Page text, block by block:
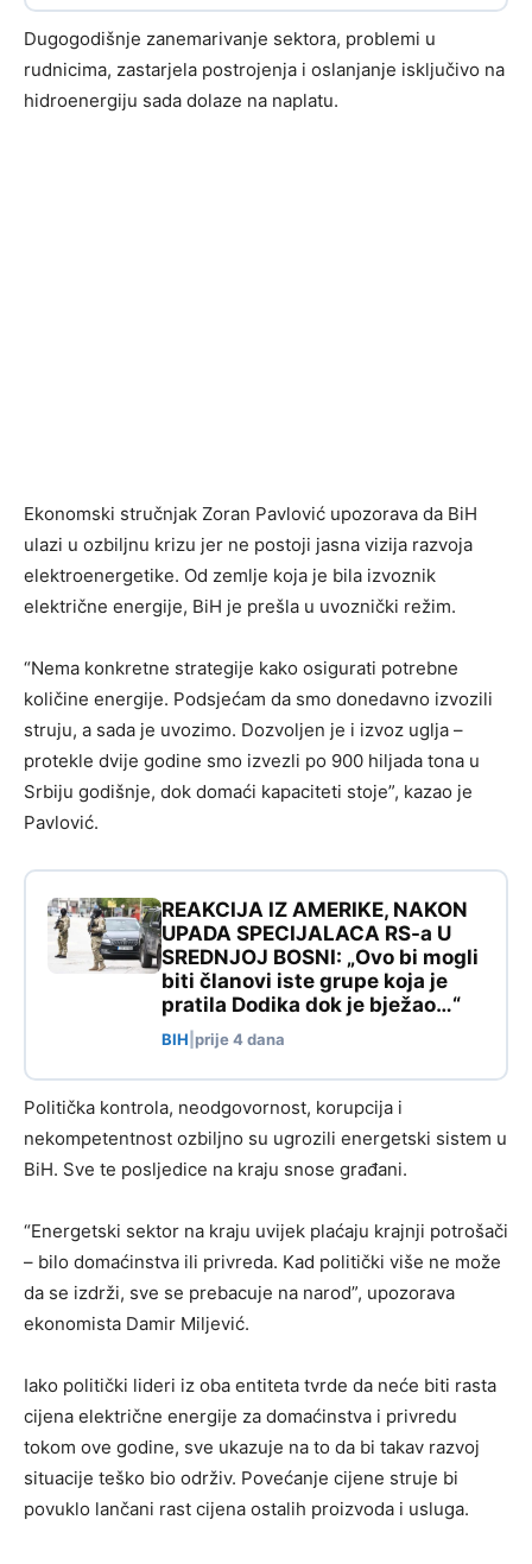
Dugogodišnje zanemarivanje sektora, problemi u
rudnicima, zastarjela postrojenja i oslanjanje isključivo na
hidroenergiju sada dolaze na naplatu.
Ekonomski stručnjak Zoran Pavlović upozorava da BiH
ulazi u ozbiljnu krizu jer ne postoji jasna vizija razvoja
elektroenergetike. Od zemlje koja je bila izvoznik
električne energije, BiH je prešla u uvoznički režim.
“Nema konkretne strategije kako osigurati potrebne
količine energije. Podsjećam da smo donedavno izvozili
struju, a sada je uvozimo. Dozvoljen je i izvoz uglja –
protekle dvije godine smo izvezli po 900 hiljada tona u
Srbiju godišnje, dok domaći kapaciteti stoje”, kazao je
Pavlović.
REAKCIJA IZ AMERIKE, NAKON
UPADA SPECIJALACA RS-a U
SREDNJOJ BOSNI: „Ovo bi mogli
biti članovi iste grupe koja je
pratila Dodika dok je bježao…“
BIH prije 4 dana
Politička kontrola, neodgovornost, korupcija i
nekompetentnost ozbiljno su ugrozili energetski sistem u
BiH. Sve te posljedice na kraju snose građani.
“Energetski sektor na kraju uvijek plaćaju krajnji potrošači
– bilo domaćinstva ili privreda. Kad politički više ne može
da se izdrži, sve se prebacuje na narod”, upozorava
ekonomista Damir Miljević.
Iako politički lideri iz oba entiteta tvrde da neće biti rasta
cijena električne energije za domaćinstva i privredu
tokom ove godine, sve ukazuje na to da bi takav razvoj
situacije teško bio održiv. Povećanje cijene struje bi
povuklo lančani rast cijena ostalih proizvoda i usluga.